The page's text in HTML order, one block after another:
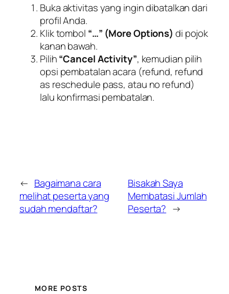
Buka aktivitas yang ingin dibatalkan dari
profil Anda.
Klik tombol “…” (More Options) di pojok
kanan bawah.
Pilih“Cancel Activity”, kemudian pilih
opsi pembatalan acara (refund, refund
as reschedule pass, atau no refund)
lalu konfirmasi pembatalan.
← Bagaimana cara
melihat peserta yang
sudah mendaftar?
Bisakah Saya
Membatasi Jumlah
Peserta? →
MORE POSTS